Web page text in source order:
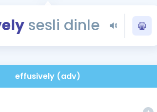
YDS - YÖKDİL
İngilizce Gramer
sesli dinle
effusively (adv)